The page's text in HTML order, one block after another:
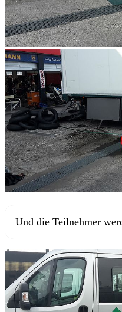
Und die Teilnehmer